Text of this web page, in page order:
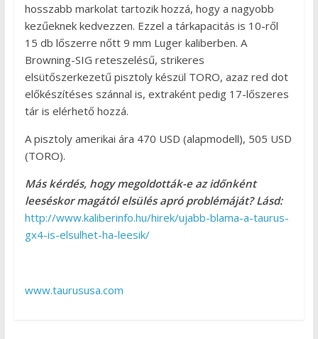
hosszabb markolat tartozik hozzá, hogy a nagyobb
kezűeknek kedvezzen. Ezzel a tárkapacitás is 10-ről
15 db lőszerre nőtt 9 mm Luger kaliberben. A
Browning-SIG reteszelésű, strikeres
elsütőszerkezetű pisztoly készül TORO, azaz red dot
előkészítéses szánnal is, extraként pedig 17-lőszeres
tár is elérhető hozzá.
A pisztoly amerikai ára 470 USD (alapmodell), 505 USD
(TORO).
Más kérdés, hogy megoldották-e az időnként
leeséskor magától elsülés apró problémáját? Lásd:
http://www.kaliberinfo.hu/hirek/ujabb-blama-a-taurus-
gx4-is-elsulhet-ha-leesik/
www.taurususa.com